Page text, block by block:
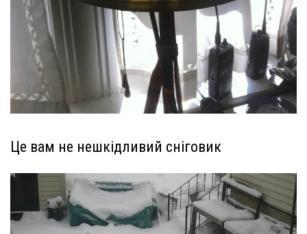
Це вам не нешкідливий сніговик